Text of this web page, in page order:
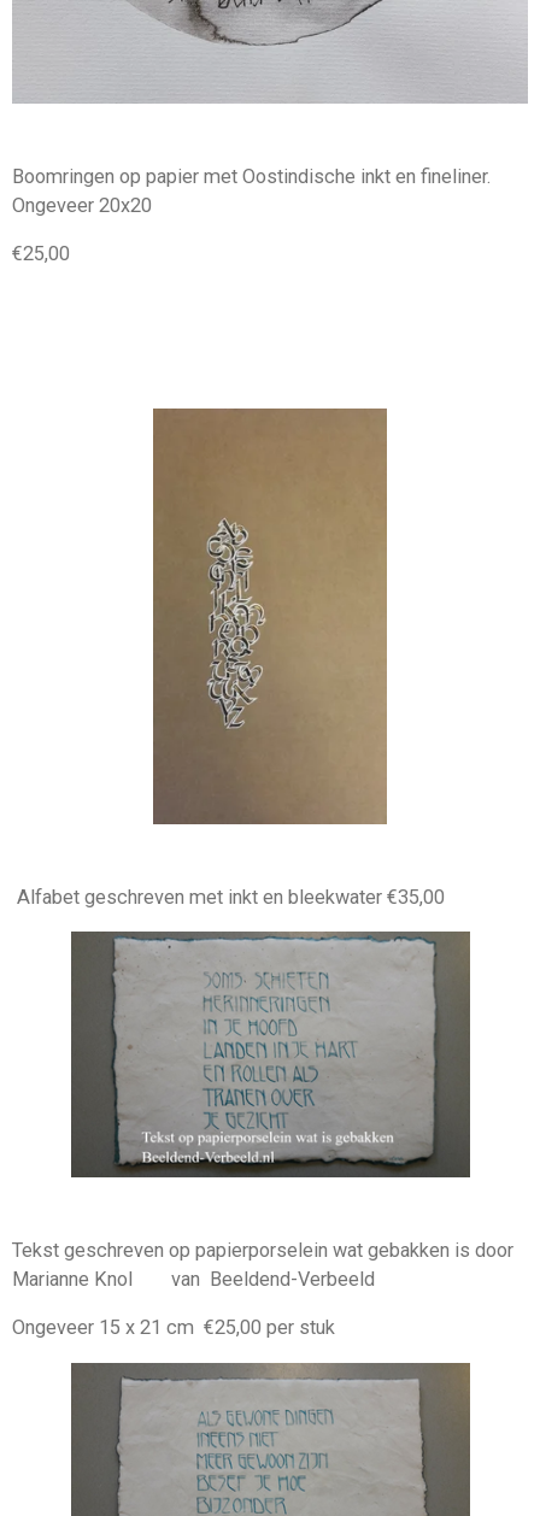
Boomringen op papier met Oostindische inkt en fineliner.
Ongeveer 20x20
€25,00
Alfabet geschreven met inkt en bleekwater €35,00
Tekst geschreven op papierporselein wat gebakken is door
Marianne Knol van Beeldend-Verbeeld
Ongeveer 15 x 21 cm €25,00 per stuk